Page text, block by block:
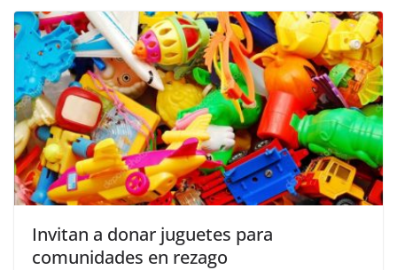
Invitan a donar juguetes para
comunidades en rezago